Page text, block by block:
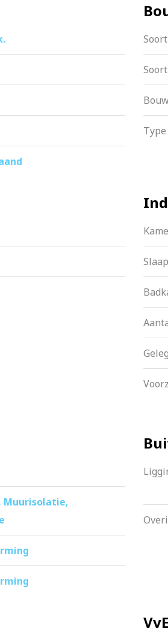
3 silo’s genaamd Drie Koningen
kantoorruimtes en drie openbare
twee jaar oud
op het zuidwesten
is aanwezig
zijn voor de
Type
Muurisolatie,